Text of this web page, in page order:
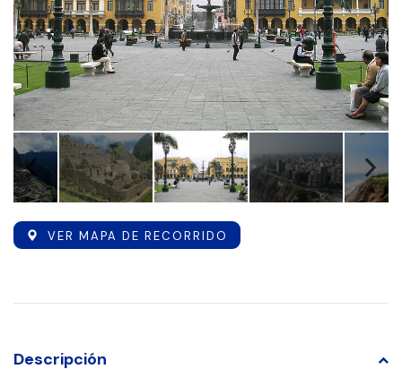
VER MAPA DE RECORRIDO
Descripción